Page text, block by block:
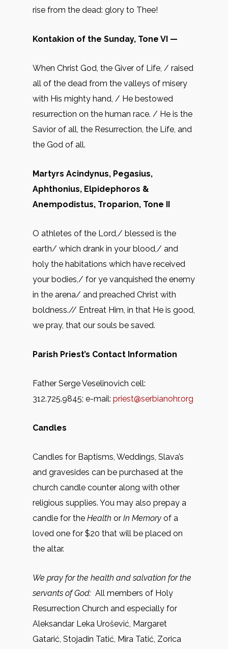
rise from the dead: glory to Thee!
Kontakion of the Sunday, Tone VI —
When Christ God, the Giver of Life, / raised
all of the dead from the valleys of misery
with His mighty hand, / He bestowed
resurrection on the human race. / He is the
Savior of all, the Resurrection, the Life, and
the God of all.
Martyrs Acindynus, Pegasius,
Aphthonius, Elpidephoros &
Anempodistus, Troparion, Tone II
O athletes of the Lord,/ blessed is the
earth/ which drank in your blood,/ and
holy the habitations which have received
your bodies,/ for ye vanquished the enemy
in the arena/ and preached Christ with
boldness.// Entreat Him, in that He is good,
we pray, that our souls be saved.
Parish Priest’s Contact Information
Father Serge Veselinovich cell:
312.725.9845; e-mail: priest@serbianohr.org
Candles
Candles for Baptisms, Weddings, Slava’s
and gravesides can be purchased at the
church candle counter along with other
religious supplies. You may also prepay a
candle for the Health or In Memory of a
loved one for $20 that will be placed on
the altar.
We pray for the health and salvation for the
servants of God: All members of Holy
Resurrection Church and especially for
Aleksandar Leka Urošević, Margaret
Gatarić, Stojadin Tatić, Mira Tatić, Zorica